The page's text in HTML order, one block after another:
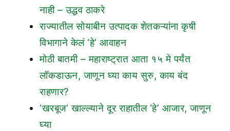
नाही – उद्धव ठाकरे
राज्यातील सोयाबीन उत्पादक शेतकऱ्यांना कृषी
विभागाने केलं ‘हे’ आवाहन
मोठी बातमी – महाराष्ट्रात आता १५ मे पर्यंत
लॉकडाऊन, जाणून घ्या काय सुरु, काय बंद
राहणार?
‘खरबूज’ खाल्ल्याने दूर राहातील ‘हे’ आजार, जाणून
घ्या